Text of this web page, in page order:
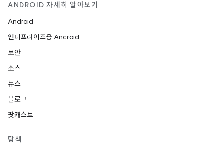
ANDROID 자세히 알아보기
Android
엔터프라이즈용 Android
보안
소스
뉴스
블로그
팟캐스트
탐색